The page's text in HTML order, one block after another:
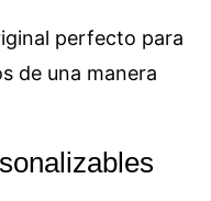
perfecto para
de una manera